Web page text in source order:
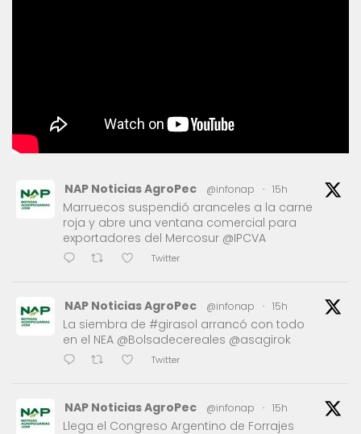
NAP Noticias AgroPec @infonap · 15h
Marruecos suspendió aranceles a la carne
roja y abre una ventana comercial para
exportadores del Mercosur @IPCVA
Twitter
NAP Noticias AgroPec @infonap · 15h
La siembra de #girasol arrancó con todo
en el NEA @Bolsadecereales @asagirok
Twitter
NAP Noticias AgroPec @infonap · 15h
Llega el Congreso Argentino de Forrajes